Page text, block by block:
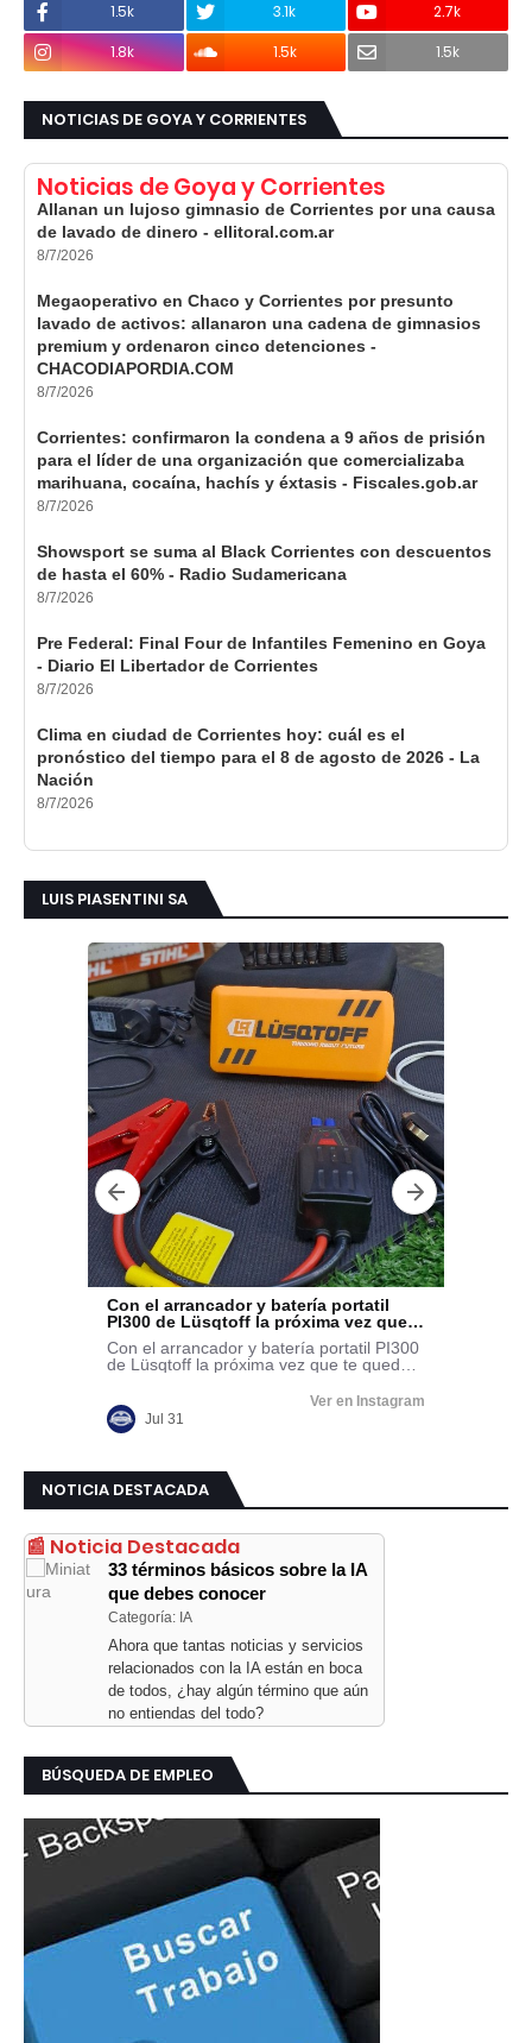
1.5k 3.1k
2.7k
1.8k
1.5k 1.5k
NOTICIAS DE GOYA Y CORRIENTES
Noticias de Goya y Corrientes
Allanan un lujoso gimnasio de Corrientes por una causa
de lavado de dinero - ellitoral.com.ar
8/7/2026
Megaoperativo en Chaco y Corrientes por presunto
lavado de activos: allanaron una cadena de gimnasios
premium y ordenaron cinco detenciones -
CHACODIAPORDIA.COM
8/7/2026
Corrientes: confirmaron la condena a 9 años de prisión
para el líder de una organización que comercializaba
marihuana, cocaína, hachís y éxtasis - Fiscales.gob.ar
8/7/2026
Showsport se suma al Black Corrientes con descuentos
de hasta el 60% - Radio Sudamericana
8/7/2026
Pre Federal: Final Four de Infantiles Femenino en Goya
- Diario El Libertador de Corrientes
8/7/2026
Clima en ciudad de Corrientes hoy: cuál es el
pronóstico del tiempo para el 8 de agosto de 2026 - La
Nación
8/7/2026
LUIS PIASENTINI SA
NOTICIA DESTACADA
📰 Noticia Destacada
33 términos básicos sobre la IA
que debes conocer
Categoría: IA
Ahora que tantas noticias y servicios
relacionados con la IA están en boca
de todos, ¿hay algún término que aún
no entiendas del todo?
BÚSQUEDA DE EMPLEO